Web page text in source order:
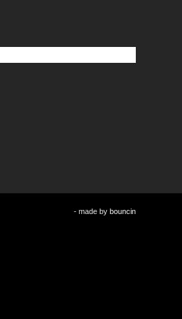
- made by bouncin